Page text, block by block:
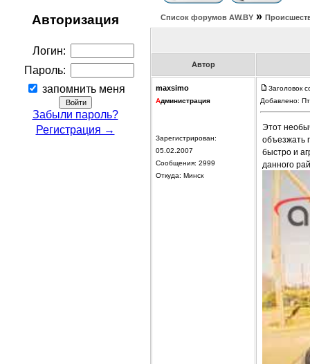
Авторизация
Логин:
Пароль:
запомнить меня
Забыли пароль?
Регистрация →
Список форумов АW.BY »
Автор
maxsimo
Администрация
Зарегистрирован:
05.02.2007
Сообщения: 2999
Откуда: Минск
Заголовок
Добавлено:
Этот
объезжать
быстро и
данного